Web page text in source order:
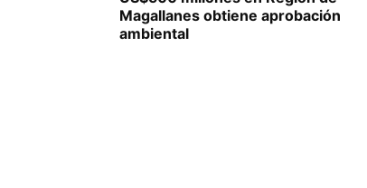
Magallanes obtiene aprobación
ambiental